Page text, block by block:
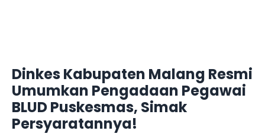
Dinkes Kabupaten Malang Resmi
Umumkan Pengadaan Pegawai
BLUD Puskesmas, Simak
Persyaratannya!